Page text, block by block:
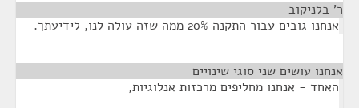
ר' בלניקוב
אנחנו גובים עבור התקנה 20% ממה שזה עולה לנו, לידיעתך.
אנחנו עושים שני סוגי שינויים
האחד - אנחנו מחליפים מרכזות אנלוגיות,